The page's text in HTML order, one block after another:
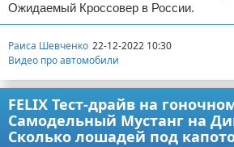
Ожидаемый Кроссовер в России.
Раиса Шевченко 22-12-2022 10:30
Видео про автомобили
FELIX Тест-драйв на
Самодельный Мустанг на
Сколько лошадей под